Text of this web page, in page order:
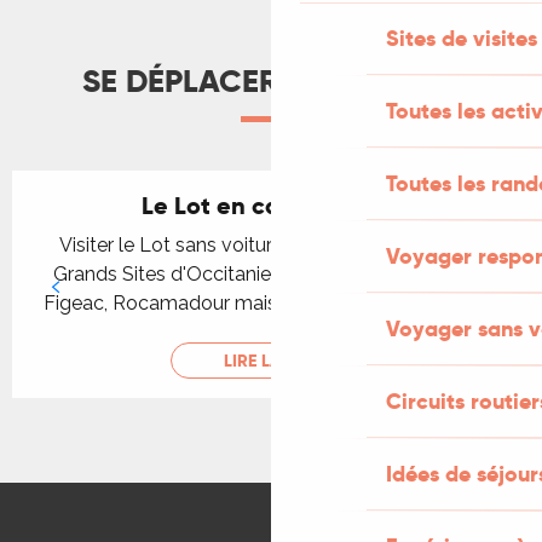
Sites de visites
Toutes les
Toutes les
Voyager
Voyager sans
Circuits
Idées de
SE DÉPLACER AUTREMENT
Le Lot en car et en train
Visiter le Lot sans voiture en passant par tous les
Grands Sites d'Occitanie : Cahors, St-Cirq Lapopie,
Figeac, Rocamadour mais aussi Souillac et Gourdon.
LIRE LA SUITE